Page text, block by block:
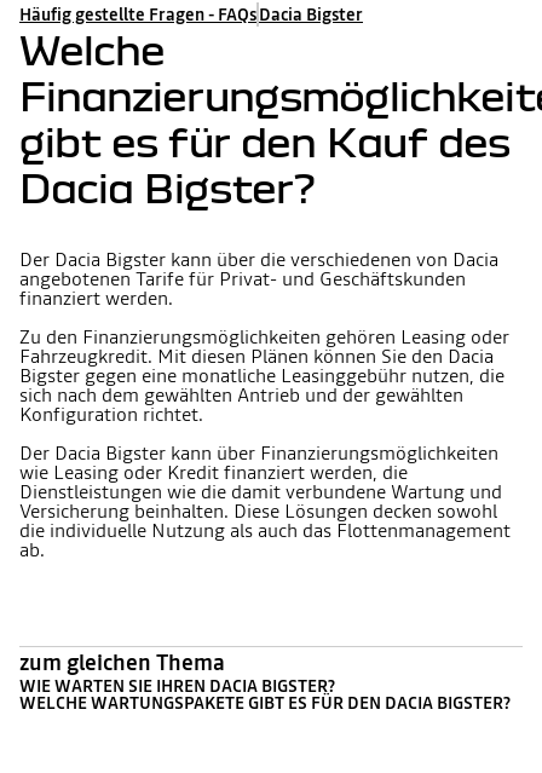
Häufig gestellte Fragen - FAQsDacia Bigster
Welche
gibt es für den Kauf des
Dacia Bigster?
Der Dacia Bigster kann über die verschiedenen von Dacia
angebotenen Tarife für Privat- und Geschäftskunden
finanziert werden.
Zu den Finanzierungsmöglichkeiten gehören Leasing oder
Fahrzeugkredit. Mit diesen Plänen können Sie den Dacia
Bigster gegen eine monatliche Leasinggebühr nutzen, die
sich nach dem gewählten Antrieb und der gewählten
Konfiguration richtet.
Der Dacia Bigster kann über Finanzierungsmöglichkeiten
wie Leasing oder Kredit finanziert werden, die
Dienstleistungen wie die damit verbundene Wartung und
Versicherung beinhalten. Diese Lösungen decken sowohl
die individuelle Nutzung als auch das Flottenmanagement
ab.
zum gleichen Thema
WIE WARTEN SIE IHREN DACIA BIGSTER?
WELCHE WARTUNGSPAKETE GIBT ES FÜR DEN DACIA BIGSTER?